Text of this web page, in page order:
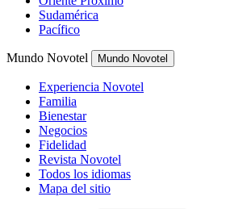
Sudamérica
Pacífico
Mundo Novotel Mundo Novotel
Experiencia Novotel
Familia
Bienestar
Negocios
Fidelidad
Revista Novotel
Todos los idiomas
Mapa del sitio